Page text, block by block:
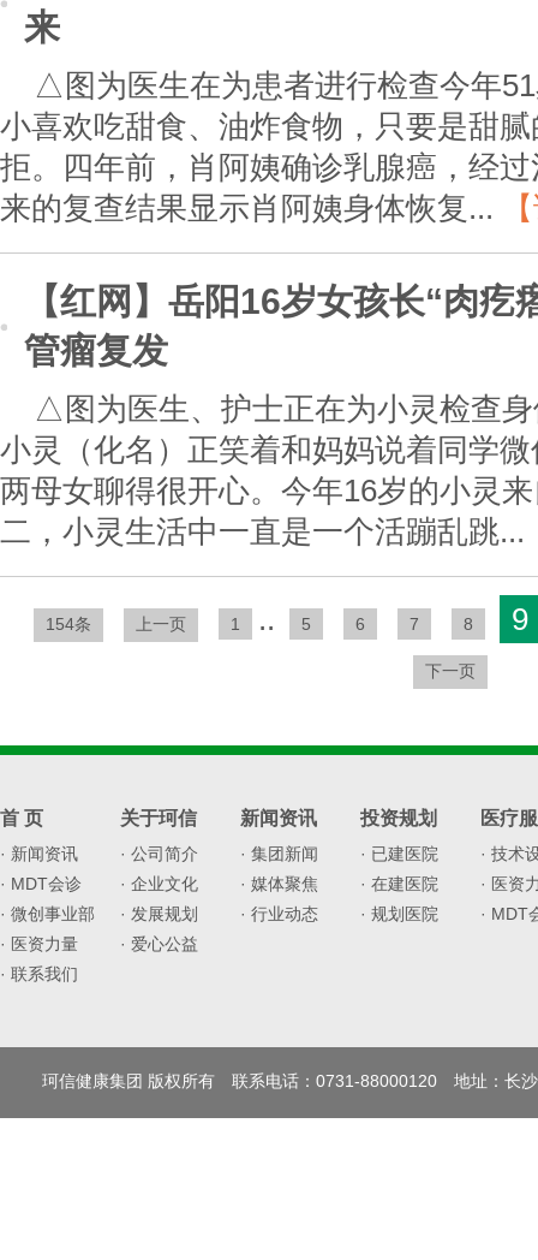
来
△图为医生在为患者进行检查今年
小喜欢吃甜食、油炸食物，只要是甜
拒。四年前，肖阿姨确诊乳腺癌，经
来的复查结果显示肖阿姨身体恢复...
【红网】岳阳16岁女孩长“肉疙
管瘤复发
△图为医生、护士正在为小灵检查
小灵（化名）正笑着和妈妈说着同学
两母女聊得很开心。今年16岁的小灵
二，小灵生活中一直是一个活蹦乱跳...
154条 上一页 1 .. 5 6 7 8 9
下一页
首 页
· 新闻资讯
· MDT会诊
· 微创事业部
· 医资力量
· 联系我们
关于珂信
· 公司简介
· 企业文化
· 发展规划
· 爱心公益
新闻资讯
· 集团新闻
· 媒体聚焦
· 行业动态
投资规划
· 已建医院
· 在建医院
· 规划医院
医疗
· 技术
· 医资
· MDT
珂信健康集团 版权所有 联系电话：0731-88000120 地址：